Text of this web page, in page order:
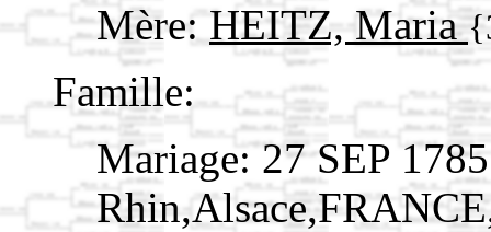
Mère: HEITZ, Maria
Famille:
Mariage: 27 SEP